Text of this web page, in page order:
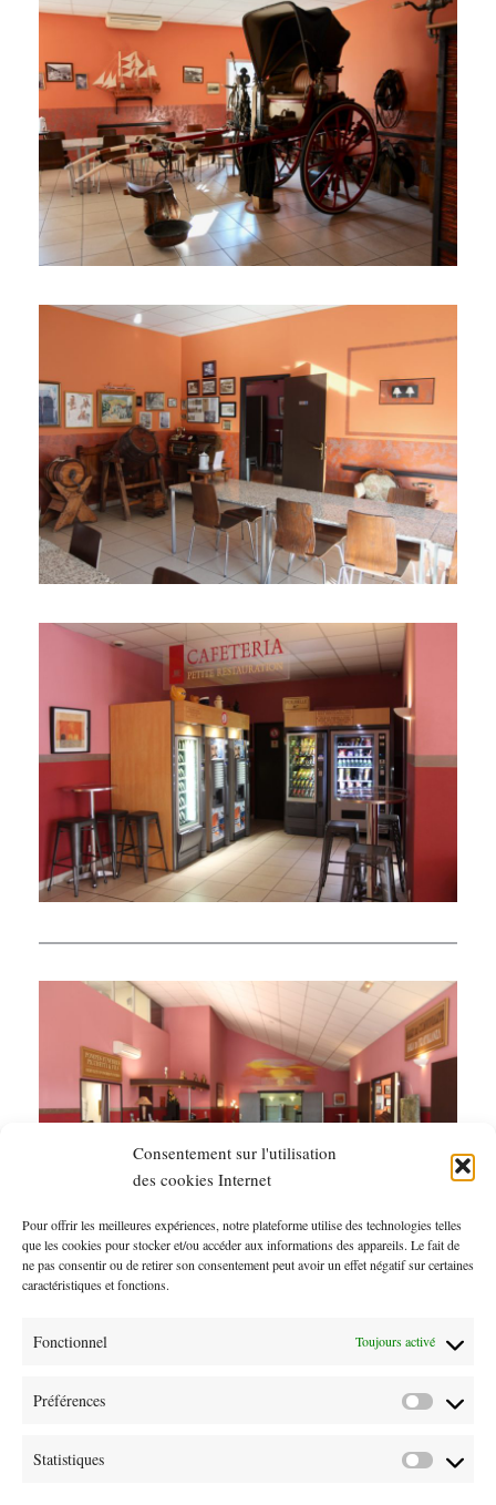
Consentement sur l'utilisation
des cookies Internet
Pour offrir les meilleures expériences, notre plateforme utilise des technologies telles
que les cookies pour stocker et/ou accéder aux informations des appareils. Le fait de
ne pas consentir ou de retirer son consentement peut avoir un effet négatif sur certaines
caractéristiques et fonctions.
Fonctionnel Toujours activé
Préférences
Statistiques